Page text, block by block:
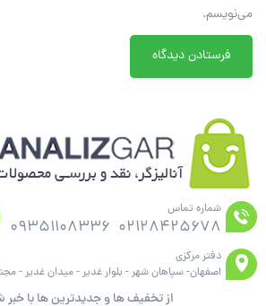
می‌نویسم.
شماره تماس
02128425678
09351108336
دفتر مرکزی
اصفهان- سپاهان شهر - بلوار غدیر - میدان غدیر -
از تخفیف ها و جدیدترین ها با خبر